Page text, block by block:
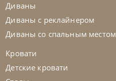
Диваны
Диваны с реклайнером
Диваны со спальным местом
Кровати
Детские кровати